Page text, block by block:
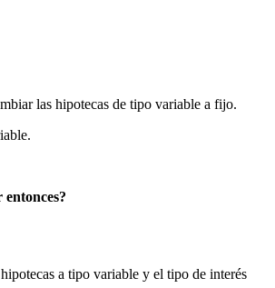
las hipotecas de tipo variable a fijo.
a tipo variable y el tipo de interés